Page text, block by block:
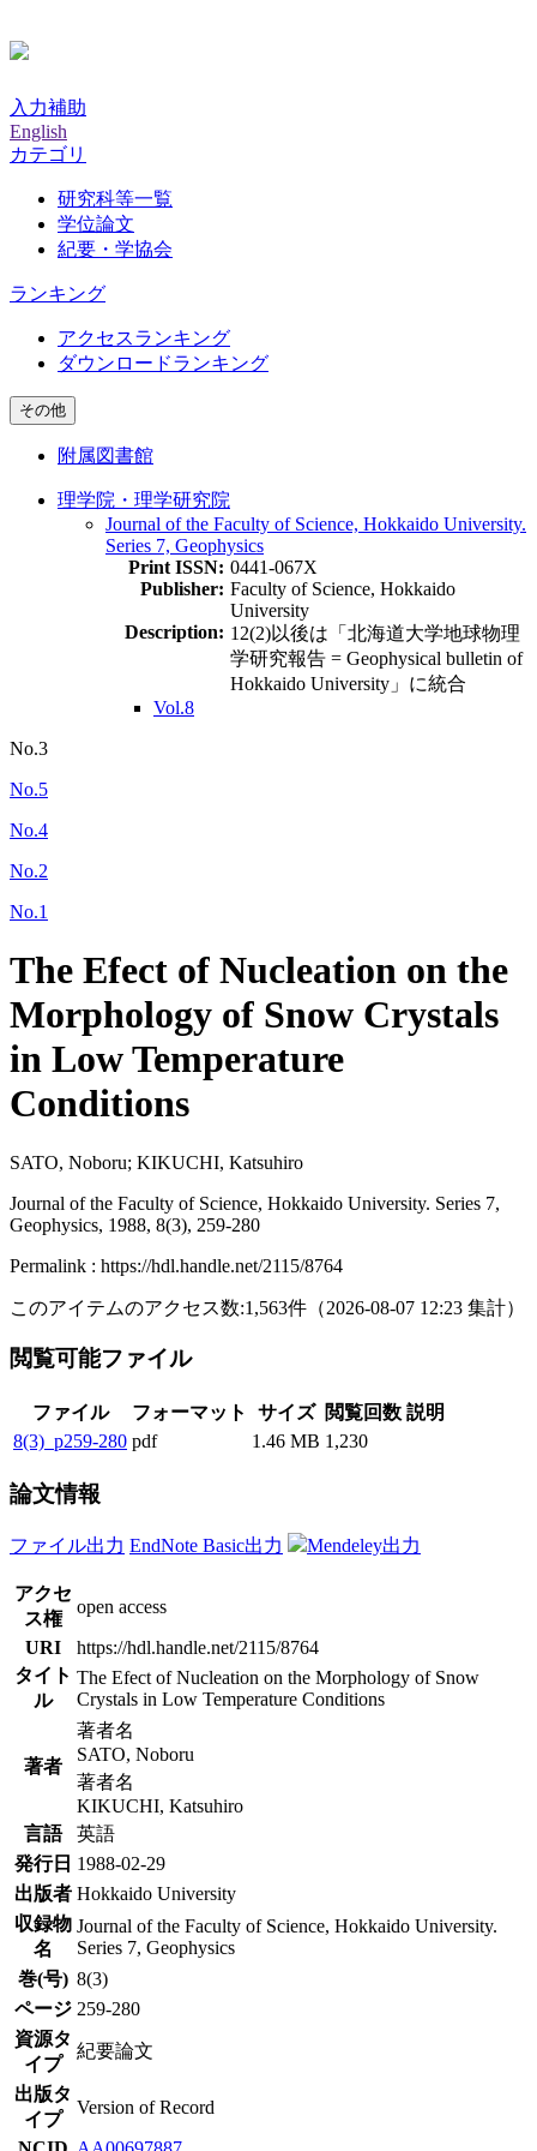
入力補助
English
カテゴリ
研究科等一覧
学位論文
紀要・学協会
ランキング
アクセスランキング
ダウンロードランキング
その他
附属図書館
理学院・理学研究院
Journal of the Faculty of Science, Hokkaido University.
Series 7, Geophysics
Print ISSN: 0441-067X
Publisher: Faculty of Science, Hokkaido
University
Description: 12(2)以後は「北海道大学地球物理
学研究報告 = Geophysical bulletin of
Hokkaido University」に統合
Vol.8
No.3
No.5
No.4
No.2
No.1
The Efect of Nucleation on the
Morphology of Snow Crystals
in Low Temperature
Conditions
SATO, Noboru; KIKUCHI, Katsuhiro
Journal of the Faculty of Science, Hokkaido University. Series 7,
Geophysics, 1988, 8(3), 259-280
Permalink : https://hdl.handle.net/2115/8764
このアイテムのアクセス数:1,563件 （2026-08-07 12:23 集計）
閲覧可能ファイル
ファイル フォーマット サイズ 閲覧回数 説明
8(3)_p259-280 pdf 1.46 MB 1,230
論文情報
ファイル出力 EndNote Basic出力 Mendeley出力
アクセ
ス権
open access
URI
https://hdl.handle.net/2115/8764
タイト
ル
The Efect of Nucleation on the Morphology of Snow
Crystals in Low Temperature Conditions
著者
著者名
SATO, Noboru
著者名
KIKUCHI, Katsuhiro
言語
英語
発行日 1988-02-29
出版者 Hokkaido University
収録物
名
Journal of the Faculty of Science, Hokkaido University.
Series 7, Geophysics
巻(号) 8(3)
ページ 259-280
資源タ
イプ
紀要論文
出版タ
イプ
Version of Record